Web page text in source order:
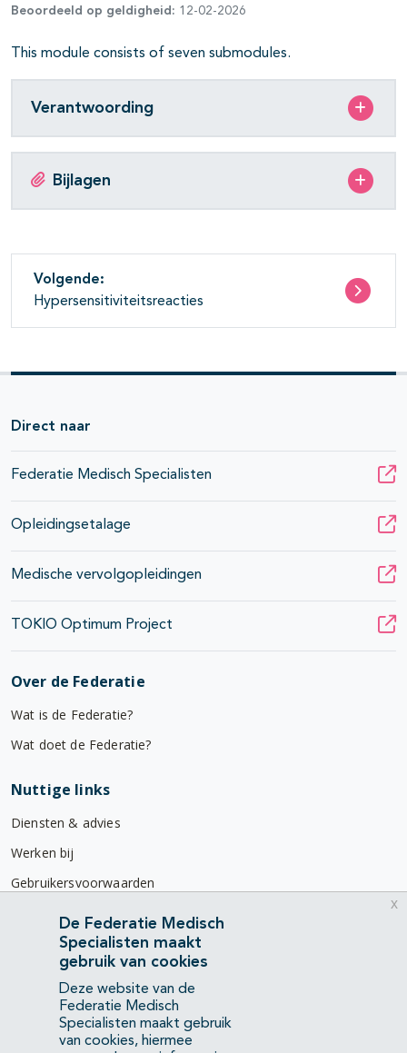
open- en dichtklappen
open- en dichtklappen
open- en dichtklappen
open- en dichtklappen
Beoordeeld op geldigheid: 12-02-2026
This module consists of seven submodules.
Verantwoording
Bijlagen
Volgende:
Hypersensitiviteitsreacties
Direct naar
Federatie Medisch Specialisten
Opleidingsetalage
Medische vervolgopleidingen
TOKIO Optimum Project
Over de Federatie
Wat is de Federatie?
Wat doet de Federatie?
Nuttige links
Diensten & advies
Werken bij
Gebruikersvoorwaarden
Privacyverklaring
Contact
Mercatorlaan 1200
3528 BL Utrecht
(088) 505 34 34
De Federatie Medisch
Specialisten maakt
gebruik van cookies
Deze website van de
Federatie Medisch
Specialisten maakt gebruik
van cookies, hiermee
x